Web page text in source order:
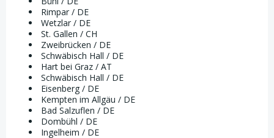
Rimpar / DE
Wetzlar / DE
St. Gallen / CH
Zweibrücken / DE
Schwäbisch Hall / DE
Hart bei Graz / AT
Schwäbisch Hall / DE
Eisenberg / DE
Kempten im Allgäu / DE
Bad Salzuflen / DE
Dombühl / DE
Ingelheim / DE